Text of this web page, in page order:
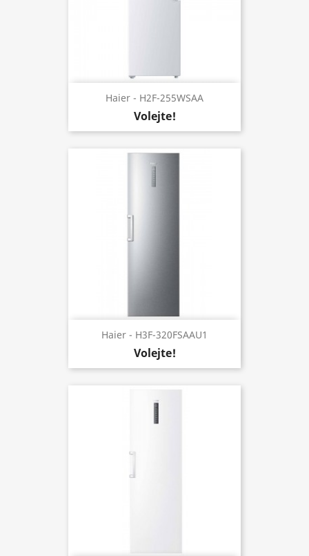
Haier - H2F-255WSAA
Volejte!
Haier - H3F-320FSAAU1
Volejte!